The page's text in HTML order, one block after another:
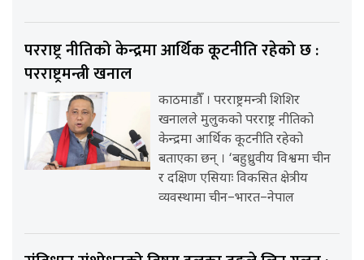
परराष्ट्र नीतिको केन्द्रमा आर्थिक कूटनीति रहेको छ :
परराष्ट्रमन्त्री खनाल
काठमाडौँ । परराष्ट्रमन्त्री शिशिर
खनालले मुलुकको परराष्ट्र नीतिको
केन्द्रमा आर्थिक कूटनीति रहेको
बताएका छन् । ‘बहुध्रुवीय विश्वमा चीन
र दक्षिण एसियाः विकसित क्षेत्रीय
व्यवस्थामा चीन–भारत–नेपाल